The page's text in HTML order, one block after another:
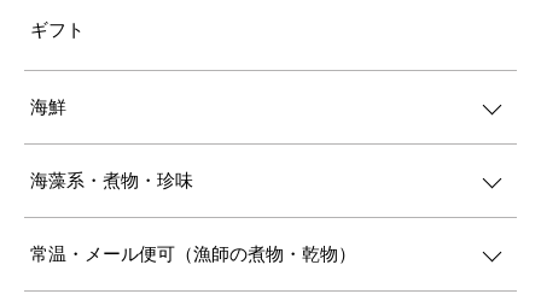
ギフト
海鮮
海藻系・煮物・珍味
常温・メール便可（漁師の煮物・乾物）